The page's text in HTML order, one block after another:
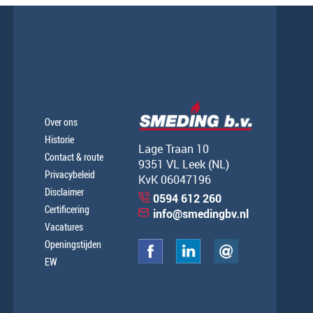
Over ons
Historie
Contact & route
Privacybeleid
Disclaimer
Certificering
Vacatures
Openingstijden
EW
Lage Traan 10
9351 VL Leek (NL)
KvK 06047196
0594 612 260
info@smedingbv.nl